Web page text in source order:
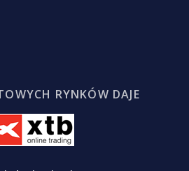
RYNKÓW DAJE